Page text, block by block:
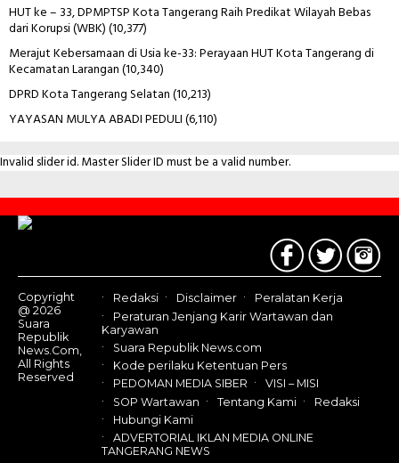
HUT ke – 33, DPMPTSP Kota Tangerang Raih Predikat Wilayah Bebas
dari Korupsi (WBK)(10,377)
Merajut Kebersamaan di Usia ke-33: Perayaan HUT Kota Tangerang di
Kecamatan Larangan(10,340)
DPRD Kota Tangerang Selatan(10,213)
YAYASAN MULYA ABADI PEDULI(6,110)
Invalid slider id. Master Slider ID must be a valid number.
Contact
Us
Copyright
@ 2026
Suara
Republik
News.Com,
All Rights
Reserved
Redaksi Disclaimer
Peralatan Kerja
Peraturan Jenjang Karir Wartawan dan
Karyawan
Suara Republik News.com
Kode perilaku Ketentuan Pers
PEDOMAN MEDIA SIBER
VISI – MISI
SOP Wartawan
Tentang Kami
Redaksi
Hubungi Kami
ADVERTORIAL IKLAN MEDIA ONLINE
TANGERANG NEWS